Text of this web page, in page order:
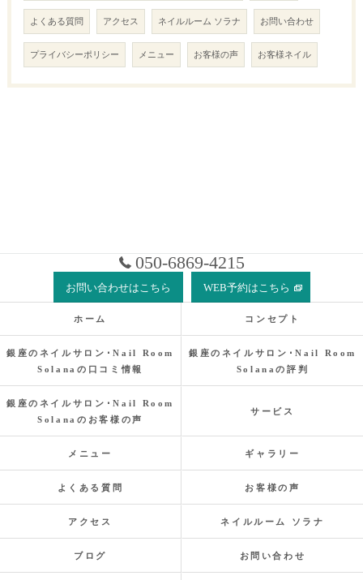
よくある質問 アクセス ネイルルーム ソラナ お問い合わせ
プライバシーポリシー メニュー お客様の声 お客様ネイル
050-6869-4215
お問い合わせはこちら WEB予約はこちら
ホーム コンセプト
銀座のネイルサロン･Nail Room
Solanaの口コミ情報
銀座のネイルサロン･Nail Room
Solanaの評判
銀座のネイルサロン･Nail Room
Solanaのお客様の声
サービス
メニュー ギャラリー
よくある質問 お客様の声
アクセス ネイルルーム ソラナ
ブログ お問い合わせ